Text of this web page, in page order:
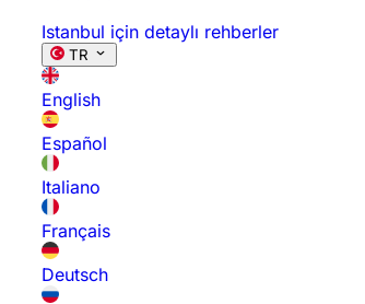
Istanbul için detaylı rehberler
TR
English
Español
Italiano
Français
Deutsch